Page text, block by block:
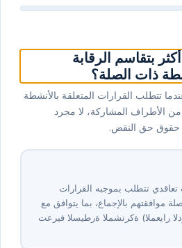
بتقاسم الرقابة
ذات الصلة؟
تتطلب القرارات المتعلقة بالأنشطة
الأطراف المشاركة، لا مجرد
حقوق حق النقض.
تتطلب بموجبه القرارات
موافقتهم بالإجماع، بما يتوافق مع
الدولي لإعداد التقارير المالية